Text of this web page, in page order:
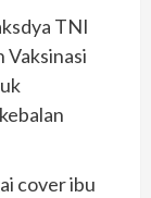
TNI
Vaksinasi
cover ibu